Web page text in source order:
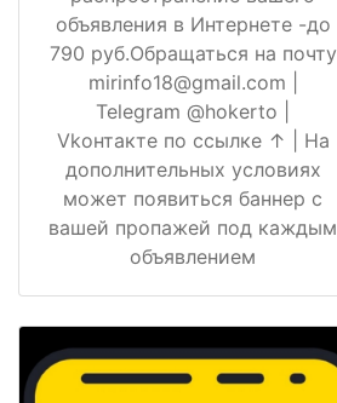
объявления в Интернете -до
790 руб.Обращаться на почту
mirinfo18@gmail.com |
Telegram @hokerto |
Vkонтакте по ссылке ↑ | На
дополнительных условиях
может появиться баннер с
вашей пропажей под каждым
объявлением